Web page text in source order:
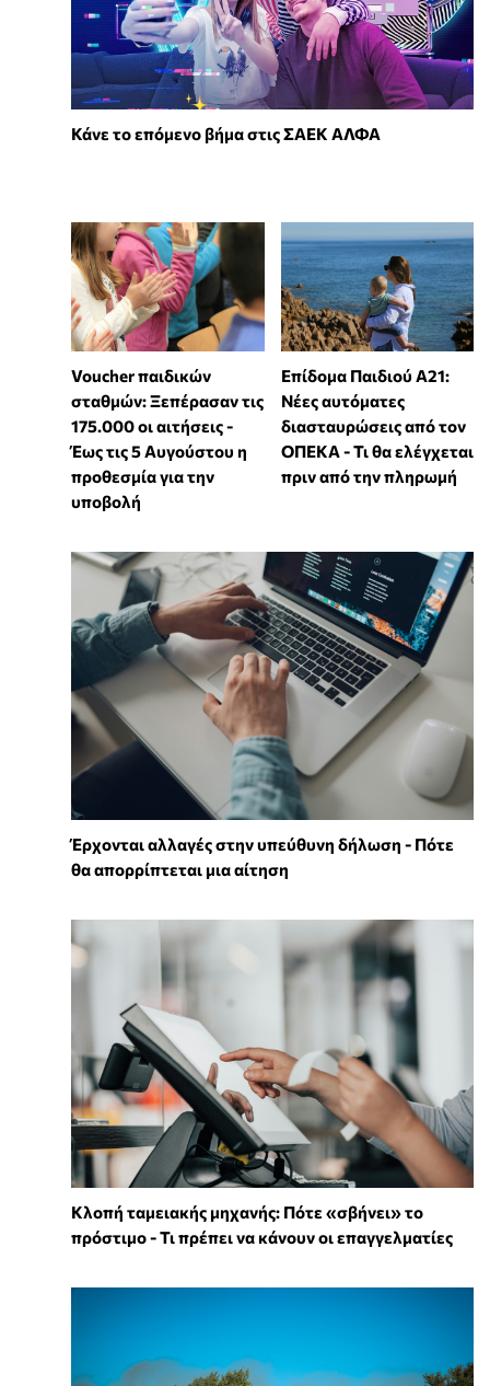
Κάνε το επόμενο βήμα στις ΣΑΕΚ ΑΛΦΑ
Voucher παιδικών
σταθμών: Ξεπέρασαν τις
175.000 οι αιτήσεις -
Έως τις 5 Αυγούστου η
προθεσμία για την
υποβολή
Επίδομα Παιδιού Α21:
Νέες αυτόματες
διασταυρώσεις από τον
ΟΠΕΚΑ - Τι θα ελέγχεται
πριν από την πληρωμή
Έρχονται αλλαγές στην υπεύθυνη δήλωση - Πότε
θα απορρίπτεται μια αίτηση
Κλοπή ταμειακής μηχανής: Πότε «σβήνει» το
πρόστιμο - Τι πρέπει να κάνουν οι επαγγελματίες